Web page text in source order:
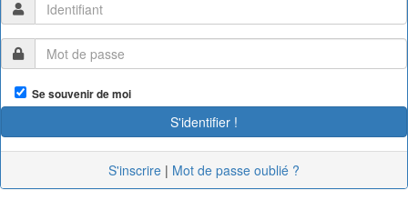
Se souvenir de moi
S'inscrire | Mot de passe oublié ?